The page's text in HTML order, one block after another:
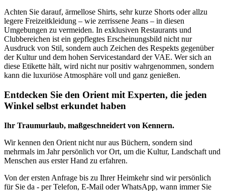
Achten Sie darauf, ärmellose Shirts, sehr kurze Shorts oder allzu
legere Freizeitkleidung – wie zerrissene Jeans – in diesen
Umgebungen zu vermeiden. In exklusiven Restaurants und
Clubbereichen ist ein gepflegtes Erscheinungsbild nicht nur
Ausdruck von Stil, sondern auch Zeichen des Respekts gegenüber
der Kultur und dem hohen Servicestandard der VAE. Wer sich an
diese Etikette hält, wird nicht nur positiv wahrgenommen, sondern
kann die luxuriöse Atmosphäre voll und ganz genießen.
Entdecken Sie den Orient mit Experten, die jeden
Winkel selbst erkundet haben
Ihr Traumurlaub, maßgeschneidert von Kennern.
Wir kennen den Orient nicht nur aus Büchern, sondern sind
mehrmals im Jahr persönlich vor Ort, um die Kultur, Landschaft und
Menschen aus erster Hand zu erfahren.
Von der ersten Anfrage bis zu Ihrer Heimkehr sind wir persönlich
für Sie da - per Telefon, E-Mail oder WhatsApp, wann immer Sie